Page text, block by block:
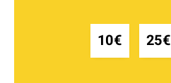
10€ 25€